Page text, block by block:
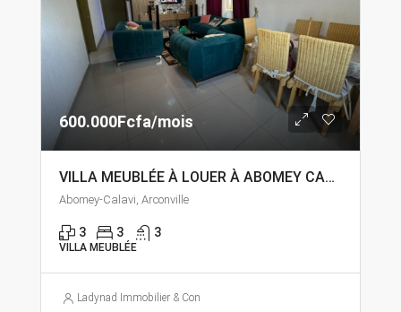
600.000Fcfa/mois
VILLA MEUBLÉE À LOUER À ABOMEY CALAVI ARCONVILLE
Abomey-Calavi, Arconville
3 3 3
VILLA MEUBLÉE
Ladynad Immobilier & Construction